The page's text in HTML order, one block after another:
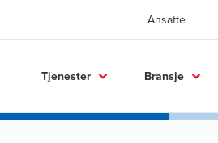
Ansatte
Tjenester Bransje